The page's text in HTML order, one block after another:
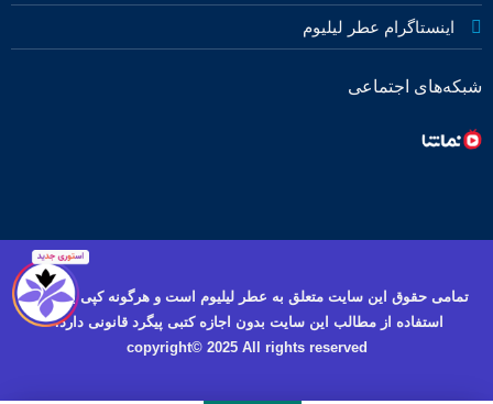
اینستاگرام عطر لیلیوم
شبکه‌های اجتماعی
تمامی حقوق این سایت متعلق به عطر لیلیوم است و هرگونه کپی برداری و
استفاده از مطالب این سایت بدون اجازه کتبی پیگرد قانونی دارد.
copyright© 2025 All rights reserved